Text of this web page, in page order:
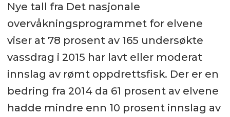
Nye tall fra Det nasjonale
overvåkningsprogrammet for elvene
viser at 78 prosent av 165 undersøkte
vassdrag i 2015 har lavt eller moderat
innslag av rømt oppdrettsfisk. Der er en
bedring fra 2014 da 61 prosent av elvene
hadde mindre enn 10 prosent innslag av